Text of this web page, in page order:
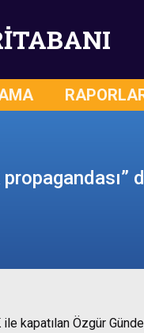
kapatılan Özgür